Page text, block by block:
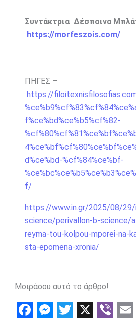
Συντάκτρια Δέσποινα
https://morfeszois.com/
ΠΗΓΕΣ –
https://
f%ce%bd%ce%b5%cf%82-
d%ce%bd-%cf%84%ce%bf-
f/
https://www.in.gr/2025/08/29/
science/perivallon-b-science/
reyma-tou-kolpou-mporei-na-
sta-epomena-xronia/
Μοιράσου αυτό το άρθρο!